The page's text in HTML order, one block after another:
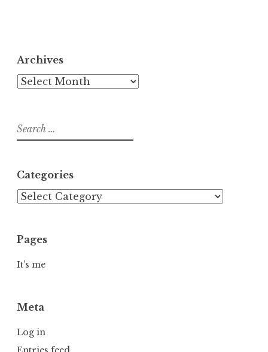
Archives
Archives
Search
for:
Categories
Categories
Pages
It’s me
Meta
Log in